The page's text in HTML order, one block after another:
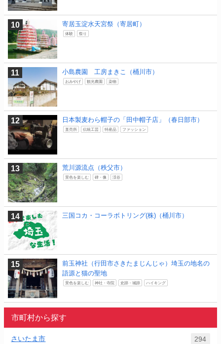
寄居玉淀水天宮祭（寄居町）
体験 祭り
小島農園 工房まきこ（桶川市）
おみやげ 観光農園 染物
日本製麦わら帽子の「田中帽子店」（春日部市）
直売所 伝統工芸 特産品 ファッション
荒川源流点（秩父市）
景色を楽しむ 碑・像 渓谷
三国コカ・コーラボトリング(株)（桶川市）
前玉神社（行田市さきたまじんじゃ）埼玉の地名の
語源と猫の聖地
景色を楽しむ 神社・寺院 史跡・城跡 ハイキング
市町村から探す
さいたま市 294